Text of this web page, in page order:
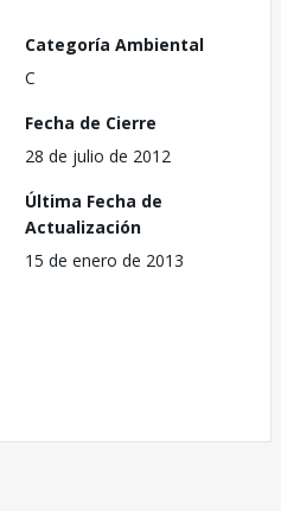
Categoría Ambiental
C
Fecha de Cierre
28 de julio de 2012
Última Fecha de
Actualización
15 de enero de 2013